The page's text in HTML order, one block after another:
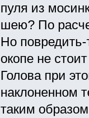
пуля из
шею? По
Но
окопе не
Голова при
наклоненном
таким